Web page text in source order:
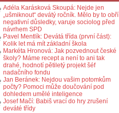
Adéla Karásková Skoupá: Nejde jen
„ušmiknout“ devátý ročník. Mělo by to obří
negativní důsledky, varuje sociolog před
návrhem SPD
Pavel Mentlík: Devátá třída (první část):
Kolik let má mít základní škola
Markéta Hronová: Jak pozvednout české
školy? Máme recept a není to ani tak
drahé, hodnotí pětiletý projekt šéf
nadačního fondu
Jan Beránek: Nejdou vašim potomkům
počty? Pomoci může doučování pod
dohledem umělé inteligence
Josef Mačí: Babiš vrací do hry zrušení
deváté třídy